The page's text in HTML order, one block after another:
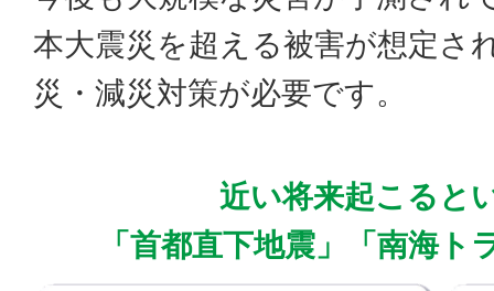
本大震災を超える被害が想定さ
災・減災対策が必要です。
近い将来起こると
「首都直下地震」「南海ト